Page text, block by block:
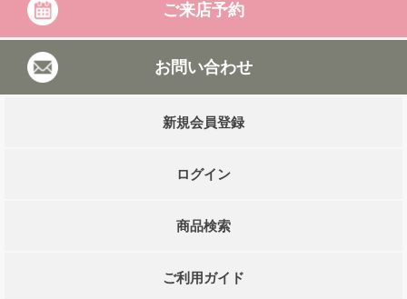
ご来店予約
お問い合わせ
新規会員登録
ログイン
商品検索
ご利用ガイド